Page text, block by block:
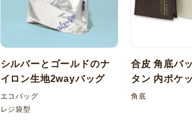
シルバーとゴールドのナ
イロン生地2wayバッグ
エコバッグ
レジ袋型
合皮 角底バ
タン 内ポケ
角底